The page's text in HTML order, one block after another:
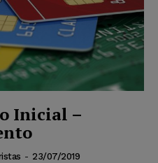
Inicial –
- 23/07/2019